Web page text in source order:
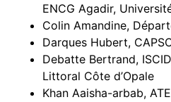
ENCG Agadir,
Colin Amandine,
Darques Hubert,
Debatte Bertrand,
Littoral Côte d’Opale
Khan Aaisha-arbab,